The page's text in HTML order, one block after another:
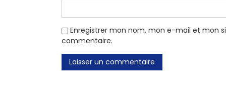
Enregistrer mon nom, mon e-mail et mon
commentaire.